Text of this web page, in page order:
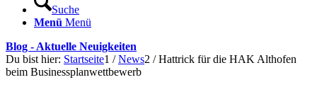
Suche
Menü Menü
Blog - Aktuelle Neuigkeiten
Du bist hier: Startseite1 / News2 / Hattrick für die HAK Althofen
beim Businessplanwettbewerb